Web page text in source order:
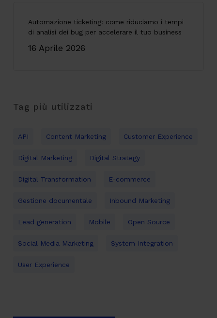
Automazione ticketing: come riduciamo i tempi
di analisi dei bug per accelerare il tuo business
16 Aprile 2026
Tag più utilizzati
API Content Marketing Customer Experience
Digital Marketing Digital Strategy
Digital Transformation E-commerce
Gestione documentale Inbound Marketing
Lead generation Mobile Open Source
Social Media Marketing System Integration
User Experience